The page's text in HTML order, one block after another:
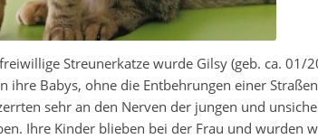
Streunerkatze wurde Gilsy (geb. ca.
ihre Babys, ohne die Entbehrungen einer
sehr an den Nerven der jungen und
Ihre Kinder blieben bei der Frau und